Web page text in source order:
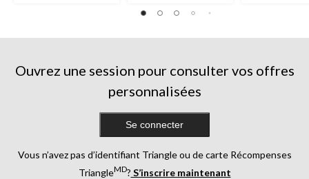
Ouvrez une session pour consulter vos offres
personnalisées
Se connecter
Vous n’avez pas d’identifiant Triangle ou de carte Récompenses
TriangleMD? S’inscrire maintenant